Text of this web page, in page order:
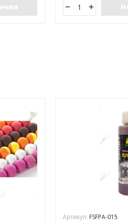
Артикул: FSFPA-015